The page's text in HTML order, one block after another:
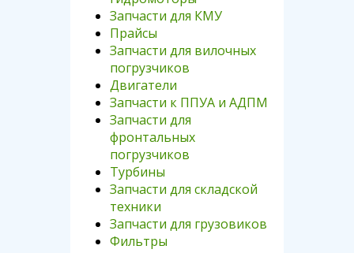
Запчасти для КМУ
Прайсы
Запчасти для вилочных
погрузчиков
Двигатели
Запчасти к ППУА и АДПМ
Запчасти для
фронтальных
погрузчиков
Турбины
Запчасти для складской
техники
Запчасти для грузовиков
Фильтры